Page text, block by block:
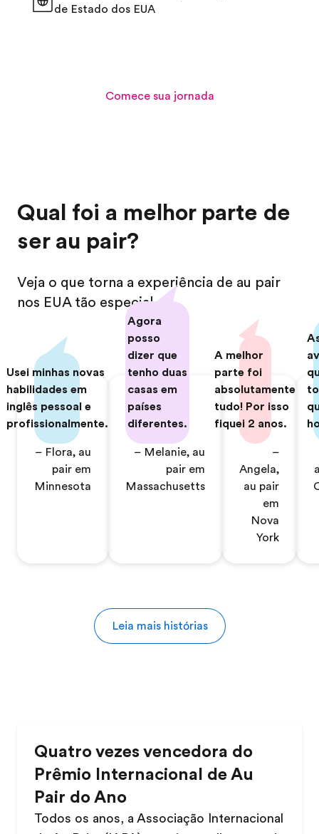
de Estado dos EUA
Comece sua jornada
Qual foi a melhor parte de
ser au pair?
Veja o que torna a experiência de au pair
nos EUA tão especial
Usei minhas novas
habilidades em
inglês pessoal e
profissionalmente.
– Flora, au
pair em
Minnesota
Agora
posso
dizer que
tenho duas
casas em
países
diferentes.
– Melanie, au
pair em
Massachusetts
A melhor
parte foi
absolutamente
tudo! Por isso
fiquei 2 anos.
–
Angela,
au pair
em
Nova
York
Leia mais histórias
Quatro vezes vencedora do
Prêmio Internacional de Au
Pair do Ano
Todos os anos, a Associação Internacional